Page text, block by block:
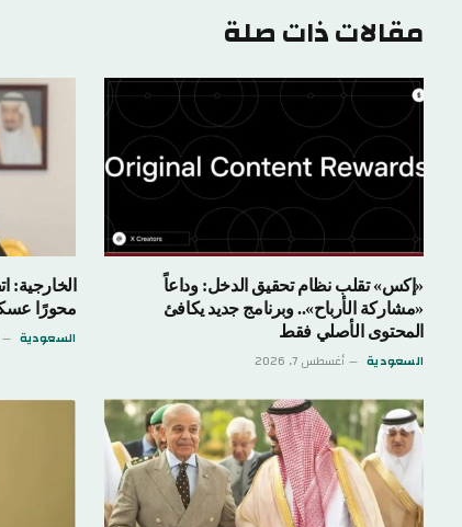
مقالات ذات صلة
«إكس» تقلب نظام تحقيق الدخل: وداعاً
«مشاركة الأرباح».. وبرنامج جديد يكافئ
المحتوى الأصلي فقط
السعودية أغسطس 7, 2026
الخارجية:
محورًا
السعودية